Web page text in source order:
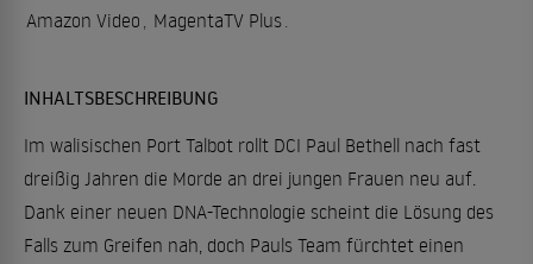
Amazon Video
MagentaTV Plus
INHALTSBESCHREIBUNG
Im walisischen Port Talbot rollt DCI Paul Bethell nach fast
dreißig Jahren die Morde an drei jungen Frauen neu auf.
Dank einer neuen DNA-Technologie scheint die Lösung des
Falls zum Greifen nah, doch Pauls Team fürchtet einen